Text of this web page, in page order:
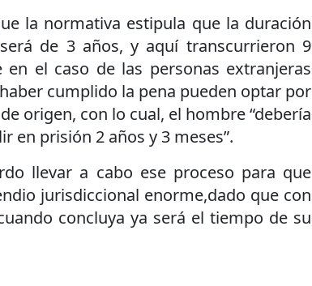
la normativa estipula que la duración
de 3 años, y aquí transcurrieron 9
el caso de las personas extranjeras
cumplido la pena pueden optar por
origen, con lo cual, el hombre “debería
en prisión 2 años y 3 meses”.
llevar a cabo ese proceso para que
jurisdiccional enorme,dado que con
concluya ya será el tiempo de su